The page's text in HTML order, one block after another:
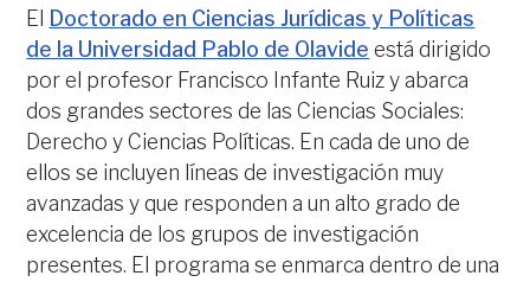
El
Doctorado en Ciencias Jurídicas y Políticas
de la Universidad Pablo de Olavide está dirigido
por el profesor Francisco Infante Ruiz y abarca
dos grandes sectores de las Ciencias Sociales:
Derecho y Ciencias Políticas. En cada de uno de
ellos se incluyen líneas de investigación muy
avanzadas y que responden a un alto grado de
excelencia de los grupos de investigación
presentes. El programa se enmarca dentro de una